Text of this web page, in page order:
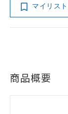
マイリス
商品概要